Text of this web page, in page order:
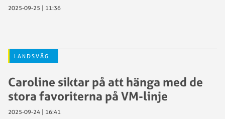
2025-09-25 | 11:36
LANDSVÄG
Caroline siktar på att hänga med de
stora favoriterna på VM-linje
2025-09-24 | 16:41